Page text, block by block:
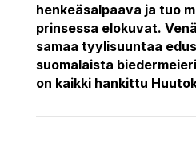
henkeäsalpaava ja tuo
prinsessa elokuvat.
samaa tyylisuuntaa
suomalaista
on kaikki hankittu